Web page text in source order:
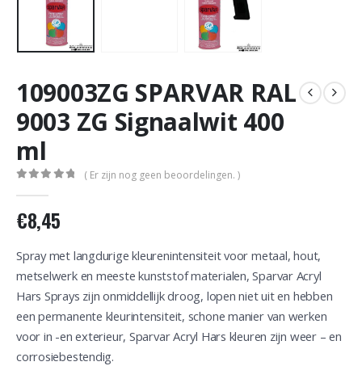
109003ZG SPARVAR RAL
9003 ZG Signaalwit 400
ml
( Er zijn nog geen beoordelingen. )
€8,45
Spray met langdurige kleurenintensiteit voor metaal, hout,
metselwerk en meeste kunststof materialen, Sparvar Acryl
Hars Sprays zijn onmiddellijk droog, lopen niet uit en hebben
een permanente kleurintensiteit, schone manier van werken
voor in -en exterieur, Sparvar Acryl Hars kleuren zijn weer – en
corrosiebestendig.